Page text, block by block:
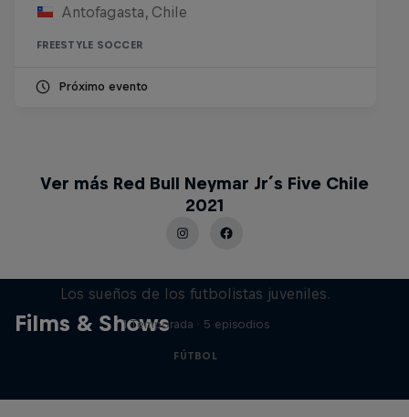
Antofagasta, Chile
FREESTYLE SOCCER
Próximo evento
Ver más Red Bull Neymar Jr´s Five Chile
2021
Films & Shows
Los sueños de los futbolistas juveniles.
1 Temporada · 5 episodios
FÚTBOL